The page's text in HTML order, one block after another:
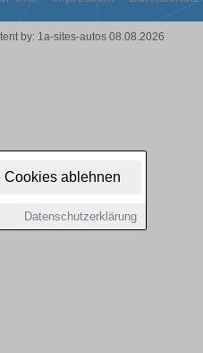
Cookies ablehnen
Datenschutzerklärung
by: 1a-sites-autos 08.08.2026